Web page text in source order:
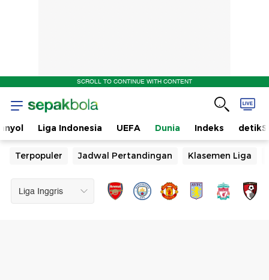
SCROLL TO CONTINUE WITH CONTENT
Liga Indonesia UEFA Dunia Indeks
Terpopuler Jadwal Pertandingan Klasemen Liga